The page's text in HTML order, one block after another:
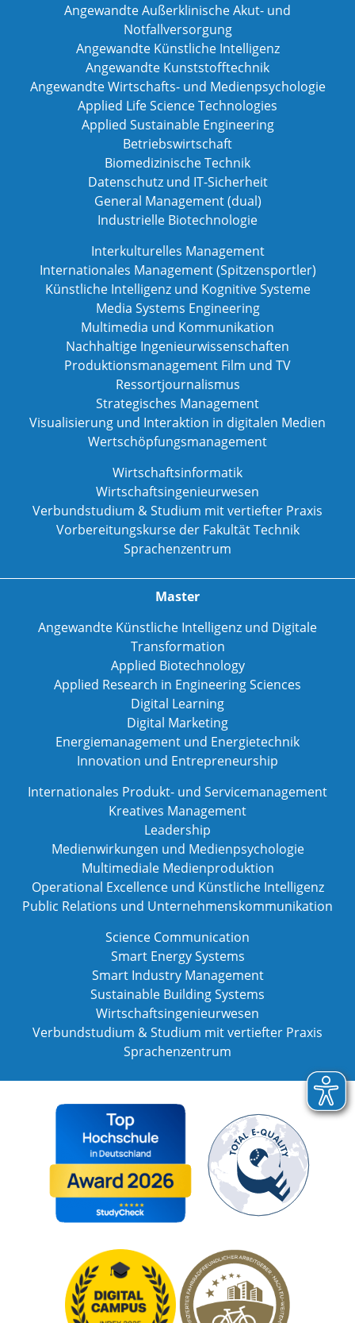
Angewandte Außerklinische Akut- und
Notfallversorgung
Angewandte Künstliche Intelligenz
Angewandte Kunststofftechnik
Angewandte Wirtschafts- und Medienpsychologie
Applied Life Science Technologies
Applied Sustainable Engineering
Betriebswirtschaft
Biomedizinische Technik
Datenschutz und IT-Sicherheit
General Management (dual)
Industrielle Biotechnologie
Interkulturelles Management
Internationales Management (Spitzensportler)
Künstliche Intelligenz und Kognitive Systeme
Media Systems Engineering
Multimedia und Kommunikation
Nachhaltige Ingenieurwissenschaften
Produktionsmanagement Film und TV
Ressortjournalismus
Strategisches Management
Visualisierung und Interaktion in digitalen Medien
Wertschöpfungsmanagement
Wirtschaftsinformatik
Wirtschaftsingenieurwesen
Verbundstudium & Studium mit vertiefter Praxis
Vorbereitungskurse der Fakultät Technik
Sprachenzentrum
Master
Angewandte Künstliche Intelligenz und Digitale
Transformation
Applied Biotechnology
Applied Research in Engineering Sciences
Digital Learning
Digital Marketing
Energiemanagement und Energietechnik
Innovation und Entrepreneurship
Internationales Produkt- und Servicemanagement
Kreatives Management
Leadership
Medienwirkungen und Medienpsychologie
Multimediale Medienproduktion
Operational Excellence und Künstliche Intelligenz
Public Relations und Unternehmenskommunikation
Science Communication
Smart Energy Systems
Smart Industry Management
Sustainable Building Systems
Wirtschaftsingenieurwesen
Verbundstudium & Studium mit vertiefter Praxis
Sprachenzentrum